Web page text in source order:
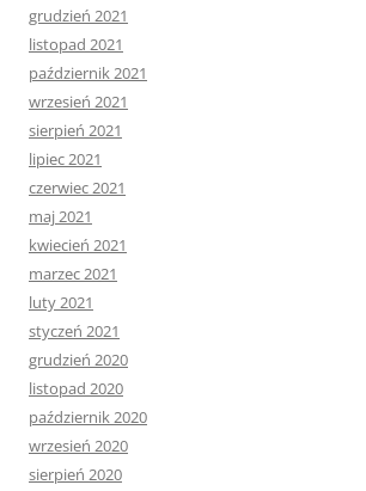
grudzień 2021
listopad 2021
październik 2021
wrzesień 2021
sierpień 2021
lipiec 2021
czerwiec 2021
maj 2021
kwiecień 2021
marzec 2021
luty 2021
styczeń 2021
grudzień 2020
listopad 2020
październik 2020
wrzesień 2020
sierpień 2020